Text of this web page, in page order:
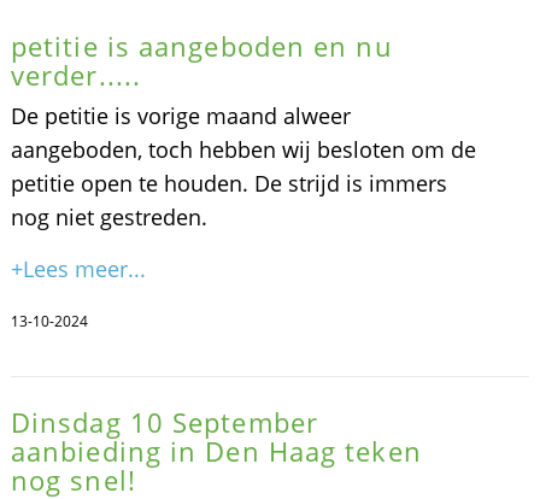
petitie is aangeboden en nu
verder.....
De petitie is vorige maand alweer
aangeboden, toch hebben wij besloten om de
petitie open te houden. De strijd is immers
nog niet gestreden.
+Lees meer...
13-10-2024
Dinsdag 10 September
aanbieding in Den Haag teken
nog snel!